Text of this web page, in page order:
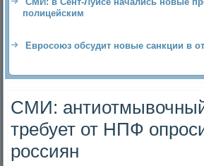
полицейским
Евросоюз обсудит новые санкции в
СМИ:
требует от НПФ
россиян